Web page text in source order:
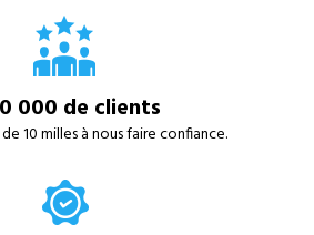
000 de clients
10 milles à nous faire confiance.